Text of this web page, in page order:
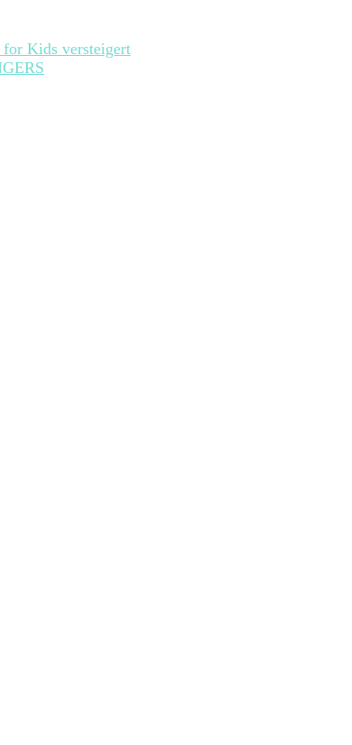
Kids versteigert